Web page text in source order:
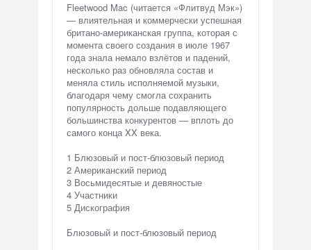
Fleetwood Mac (читается «Флитвуд Мэк»)
— влиятельная и коммерчески успешная
британо-американская группа, которая с
момента своего создания в июле 1967
года знала немало взлётов и падений,
несколько раз обновляла состав и
меняла стиль исполняемой музыки,
благодаря чему смогла сохранить
популярность дольше подавляющего
большинства конкурентов — вплоть до
самого конца XX века.
1 Блюзовый и пост-блюзовый период
2 Американский период
3 Восьмидесятые и девяностые
4 Участники
5 Дискография
Блюзовый и пост-блюзовый период